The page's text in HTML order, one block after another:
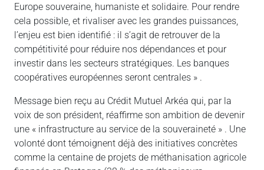
Europe souveraine, humaniste et solidaire. Pour rendre
cela possible, et rivaliser avec les grandes puissances,
l’enjeu est bien identifié : il s’agit de retrouver de la
compétitivité pour réduire nos dépendances et pour
investir dans les secteurs stratégiques. Les banques
coopératives européennes seront centrales » .
Message bien reçu au Crédit Mutuel Arkéa qui, par la
voix de son président, réaffirme son ambition de devenir
une « infrastructure au service de la souveraineté » . Une
volonté dont témoignent déjà des initiatives concrètes
comme la centaine de projets de méthanisation agricole